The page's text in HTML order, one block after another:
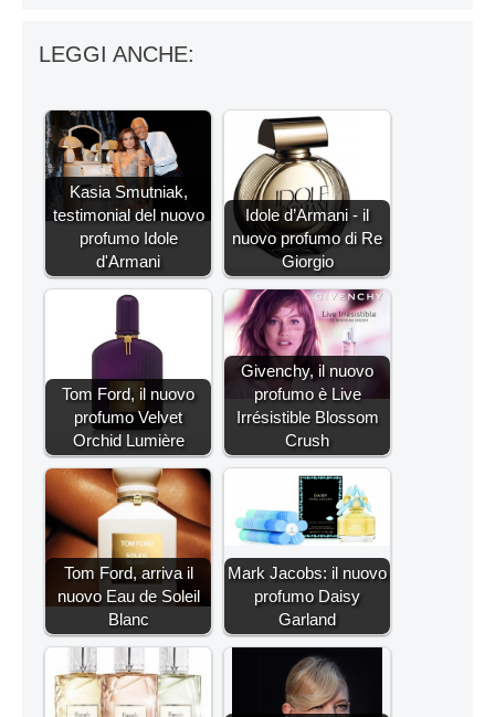
LEGGI ANCHE:
Kasia Smutniak,
testimonial del nuovo
profumo Idole
d'Armani
Idole d’Armani - il
nuovo profumo di Re
Giorgio
Tom Ford, il nuovo
profumo Velvet
Orchid Lumière
Givenchy, il nuovo
profumo è Live
Irrésistible Blossom
Crush
Tom Ford, arriva il
nuovo Eau de Soleil
Blanc
Mark Jacobs: il nuovo
profumo Daisy
Garland